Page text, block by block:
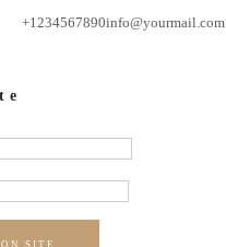
+1234567890info@yourmail.com
SITE